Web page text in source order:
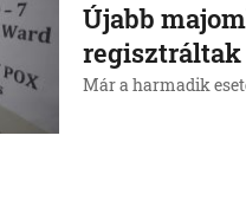
Újabb
Már a harmadik